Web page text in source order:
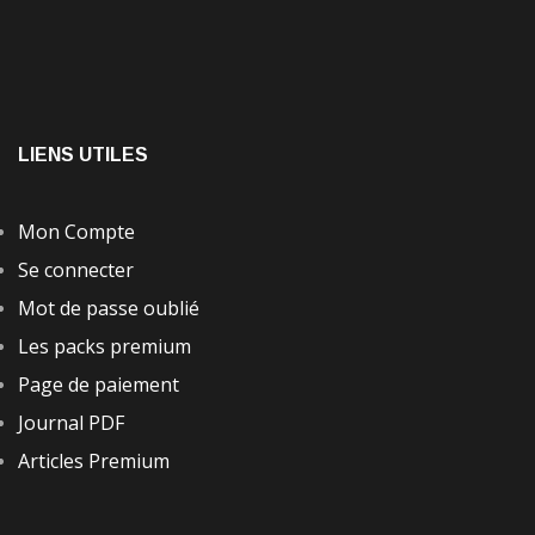
LIENS UTILES
Mon Compte
Se connecter
Mot de passe oublié
Les packs premium
Page de paiement
Journal PDF
Articles Premium